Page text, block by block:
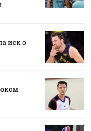
иск о